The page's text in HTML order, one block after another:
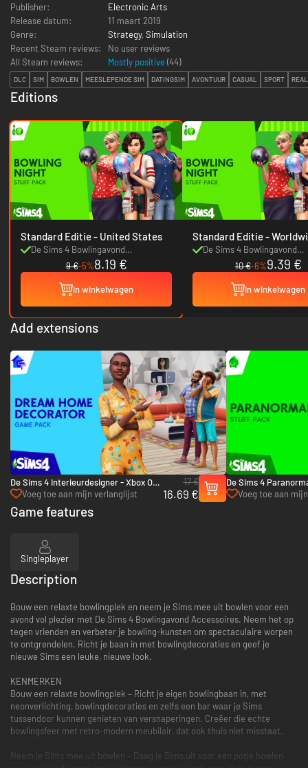
Publisher:
Electronic Arts
Release datum:
11 maart 2019
Genre:
Strategy, Simulation
Recent Steam reviews:
No user reviews
All Steam reviews:
Mostly positive (44)
DLC SIM BOWLEN MEESLEPENDE SIM DATINGSIM AVONTUUR CASUAL SPORT
Editions
Standard Editie - United States
De Sims 4 Bowlingavond
Accessoires
9 €-5%8.19 €
In winkelwagen
Standard Editie -
De Sims 4 Bowlingavond
Accessoires
10 €-6%9.39 €
In winkelwagen
Add extensions
De Sims 4 Interieurdesigner - Xbox One
& Xbox Series X|S
Voeg toe aan mijn verlanglijst
17 €
16.69 €
De Sims 4
Accessoirespakket -
Series X|S
Voeg toe aan
Game features
Singleplayer
Description
Bouw een relaxte bowlingplek en neem je Sims mee uit bowlen voor een
avond vol plezier met De Sims 4 Bowlingavond Accessoires. Neem het op
tegen vrienden en verbeter je bowling-kunsten om spectaculaire worpen
te ontgrendelen. Richt je baan in met bowlingdecoraties en geef je
nieuwe Sims een leuke, nieuwe look.
KENMERKEN
Bouw een relaxte bowlingplek – Richt je eigen bowlingbaan in, met
neonverlichting, bowlingdecoraties en zelfs een bar waar je Sims
tussendoor kunnen genieten van versnaperingen. Creëer die echte
bowlingsfeer met retro-modern meubilair, dat ook thuis niet misstaat.
Neem je Sims mee uit bowlen – Daag je Sims uit voor een potje bowlen